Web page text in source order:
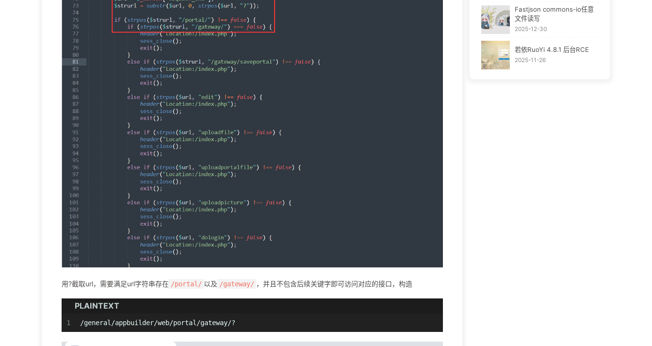
用?截取url，需要满足url字符串存在 /portal/ 以及 /gateway/ ，并且不包含后续关键字即可访问对应的接口，构造
PLAINTEXT
1 /general/appbuilder/web/portal/gateway/?
Fastjson commons-io任意
文件读写
2025-12-30
若依RuoYi 4.8.1 后台RCE
2025-11-26